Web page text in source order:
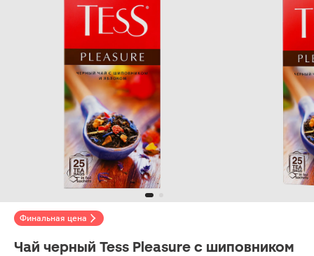
Финальная цена
Чай черный Tess Pleasure с шиповником